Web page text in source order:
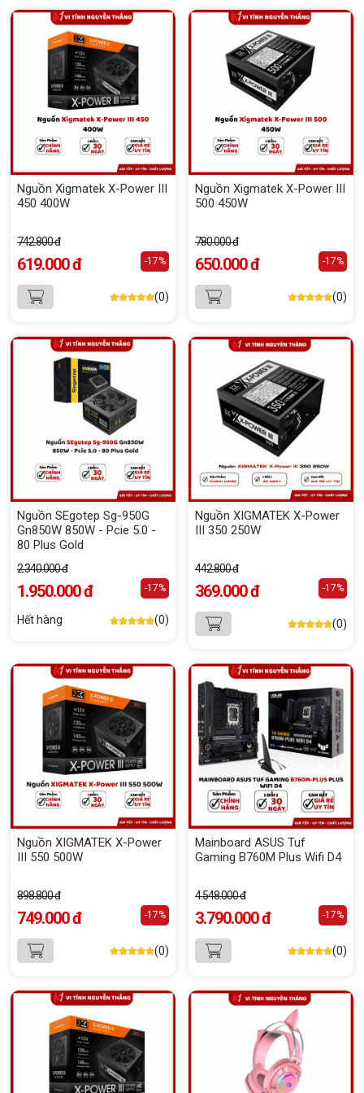
Nguồn Xigmatek X-Power III
450 400W
742.800 đ
619.000 đ -17%
(0)
Nguồn Xigmatek X-Power III
500 450W
780.000 đ
650.000 đ -17%
(0)
Nguồn SEgotep Sg-950G
Gn850W 850W - Pcie 5.0 -
80 Plus Gold
2.340.000 đ
1.950.000 đ -17%
Hết hàng (0)
Nguồn XIGMATEK X-Power
III 350 250W
442.800 đ
369.000 đ -17%
(0)
Nguồn XIGMATEK X-Power
III 550 500W
898.800 đ
749.000 đ -17%
(0)
Mainboard ASUS Tuf
Gaming B760M Plus Wifi D4
4.548.000 đ
3.790.000 đ -17%
(0)